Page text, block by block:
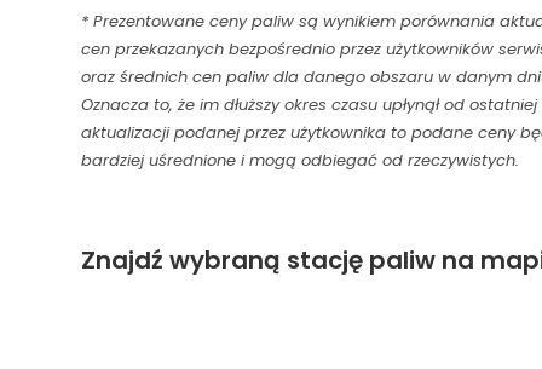
* Prezentowane ceny paliw są wynikiem porównania
cen przekazanych bezpośrednio przez użytkowników
oraz średnich cen paliw dla danego obszaru w danym
Oznacza to, że im dłuższy okres czasu upłynął od ostatniej
aktualizacji podanej przez użytkownika to podane ceny
bardziej uśrednione i mogą odbiegać od rzeczywistych.
Znajdź wybraną stację paliw na